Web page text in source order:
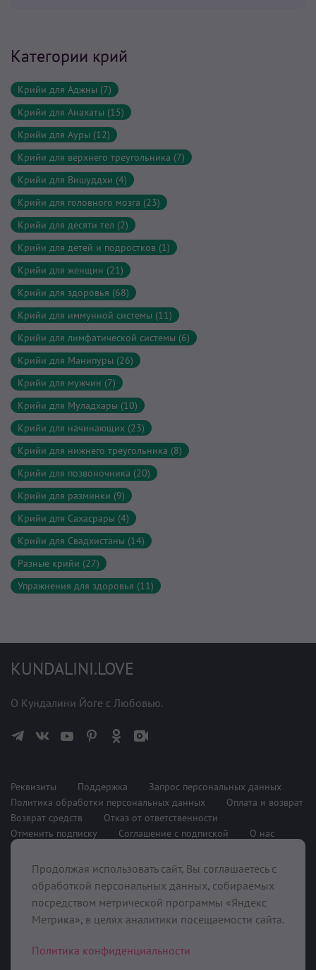
Категории крий
Крийи для Аджны (7)
Крийи для Анахаты (15)
Крийи для Ауры (12)
Крийи для верхнего треугольника (7)
Крийи для Вишуддхи (4)
Крийи для головного мозга (23)
Крийи для десяти тел (2)
Крийи для детей и подростков (1)
Крийи для женщин (21)
Крийи для здоровья (68)
Крийи для иммунной системы (11)
Крийи для лимфатической системы (6)
Крийи для Манипуры (26)
Крийи для мужчин (7)
Крийи для Муладхары (10)
Крийи для начинающих (23)
Крийи для нижнего треугольника (8)
Крийи для позвоночника (20)
Крийи для разминки (9)
Крийи для Сахасрары (4)
Крийи для Свадхистаны (14)
Разные крийи (27)
Упражнения для здоровья (11)
KUNDALINI.LOVE
О Кундалини Йоге с Любовью.
Реквизиты Поддержка
Запрос персональных данных
Политика обработки персональных данных
Оплата и возврат
Возврат средств
Отказ от ответственности
Отменить подписку
Соглашение с подпиской О нас
При поддержке
Продолжая использовать сайт, Вы соглашаетесь с
обработкой персональных данных, собираемых
посредством метрической программы «Яндекс
Метрика», в целях аналитики посещаемости сайта.
Политика конфиденциальности